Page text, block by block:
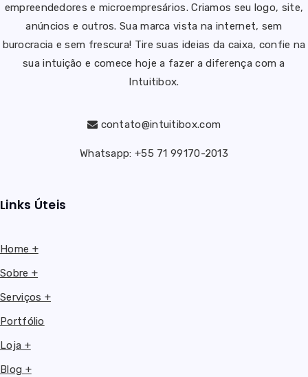
empreendedores e microempresários. Criamos seu logo, site,
anúncios e outros. Sua marca vista na internet, sem
burocracia e sem frescura! Tire suas ideias da caixa, confie na
sua intuição e comece hoje a fazer a diferença com a
Intuitibox.
contato@intuitibox.com
Whatsapp: +55 71 99170-2013
Links Úteis
Home +
Sobre +
Serviços +
Portfólio
Loja +
Blog +